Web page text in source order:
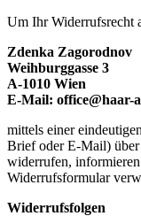
Um Ihr Widerrufsrecht
Zdenka Zagorodnov
Weihburggasse 3
A-1010 Wien
E-Mail: office@haar-
mittels einer
Brief oder E-Mail) über
widerrufen,
Widerrufsformular
Widerrufsfolgen